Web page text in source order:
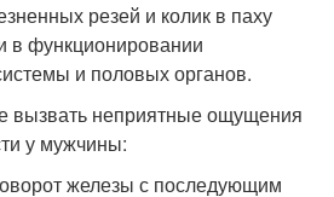
резей и колик в паху
в функционировании
и половых органов.
вызвать неприятные ощущения
у мужчины:
железы с последующим